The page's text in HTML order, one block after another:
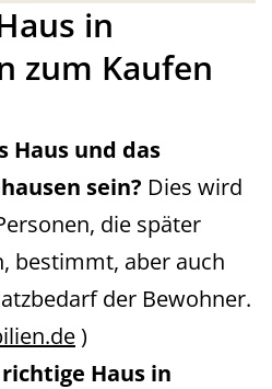
in
zum Kaufen
Haus und das
sein? Dies wird
die später
bestimmt, aber auch
der Bewohner.
)
Haus in